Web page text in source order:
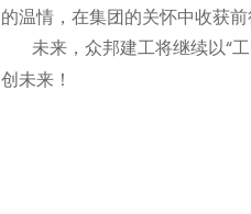
的温情，在集团的关怀中收获前
未来，众邦建工将继续以“工
创未来！